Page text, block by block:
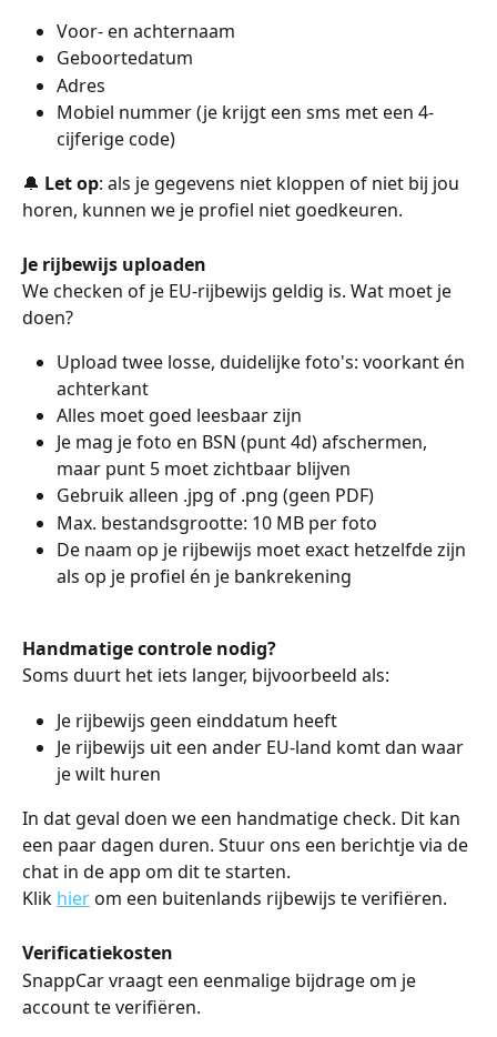
Voor- en achternaam
Geboortedatum
Adres
Mobiel nummer (je krijgt een sms met een 4-
cijferige code)
🔔 Let op: als je gegevens niet kloppen of niet bij jou
horen, kunnen we je profiel niet goedkeuren.
Je rijbewijs uploaden
We checken of je EU-rijbewijs geldig is. Wat moet je
doen?
Upload twee losse, duidelijke foto's: voorkant én
achterkant
Alles moet goed leesbaar zijn
Je mag je foto en BSN (punt 4d) afschermen,
maar punt 5 moet zichtbaar blijven
Gebruik alleen .jpg of .png (geen PDF)
Max. bestandsgrootte: 10 MB per foto
De naam op je rijbewijs moet exact hetzelfde zijn
als op je profiel én je bankrekening
Handmatige controle nodig?
Soms duurt het iets langer, bijvoorbeeld als:
Je rijbewijs geen einddatum heeft
Je rijbewijs uit een ander EU-land komt dan waar
je wilt huren
In dat geval doen we een handmatige check. Dit kan
een paar dagen duren. Stuur ons een berichtje via de
chat in de app om dit te starten.
Klik hier om een buitenlands rijbewijs te verifiëren.
Verificatiekosten
SnappCar vraagt een eenmalige bijdrage om je
account te verifiëren.